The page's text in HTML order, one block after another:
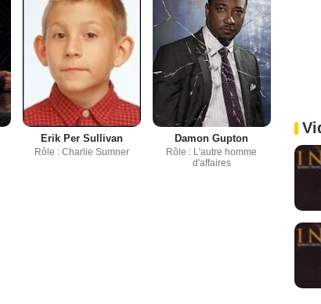
Erik Per Sullivan
Rôle : Charlie Sumner
Damon Gupton
Rôle : L'autre homme
d'affaires